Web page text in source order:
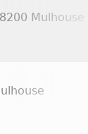
Mulhouse